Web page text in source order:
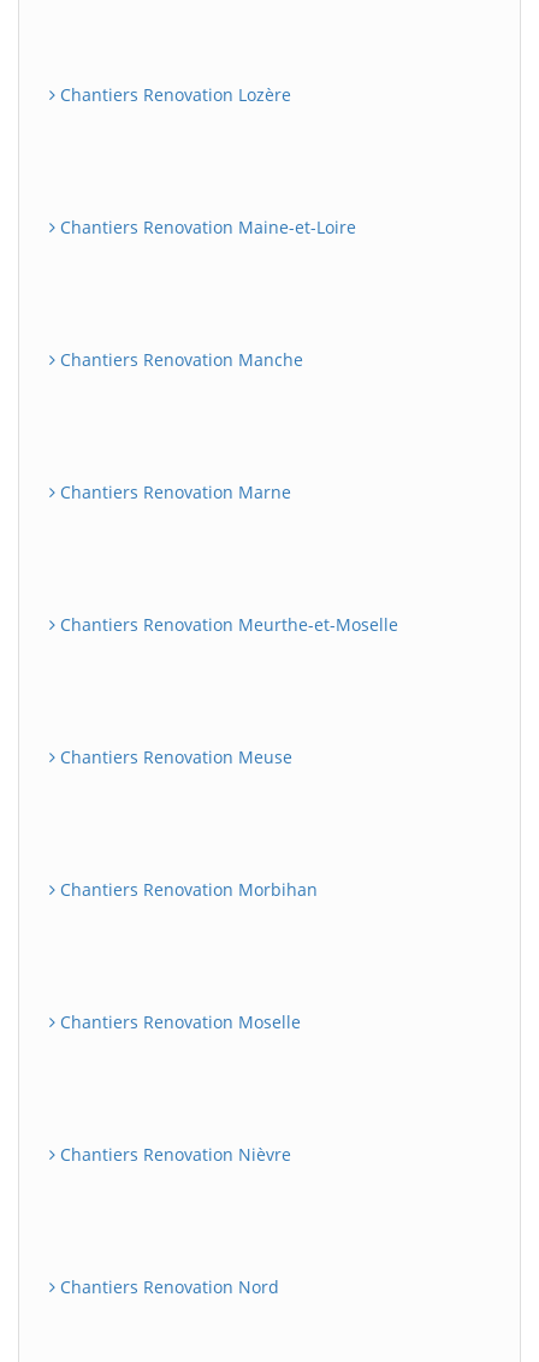
Chantiers Renovation Lozère
Chantiers Renovation Maine-et-Loire
Chantiers Renovation Manche
Chantiers Renovation Marne
Chantiers Renovation Meurthe-et-Moselle
Chantiers Renovation Meuse
Chantiers Renovation Morbihan
Chantiers Renovation Moselle
Chantiers Renovation Nièvre
Chantiers Renovation Nord